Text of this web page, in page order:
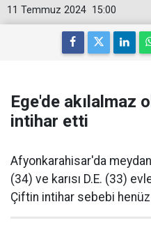
15:00
11 Temmuz 2024
Ege'de akılalmaz
intihar etti
Afyonkarahisar'da
(34) ve karısı D.E. (33)
Çiftin intihar sebebi